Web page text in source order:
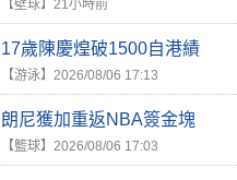
【壁球】 21小時前
17歲陳慶煌破1500自港績
【游泳】 2026/08/06 17:13
朗尼獲加重返NBA簽金塊
【籃球】 2026/08/06 17:03